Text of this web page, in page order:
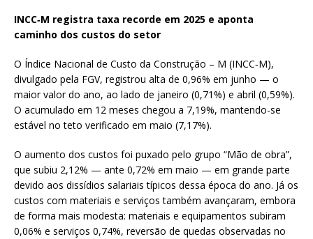
INCC‑M registra taxa recorde em 2025 e aponta
caminho dos custos do setor
O Índice Nacional de Custo da Construção – M (INCC‑M),
divulgado pela FGV, registrou alta de 0,96% em junho — o
maior valor do ano, ao lado de janeiro (0,71%) e abril (0,59%).
O acumulado em 12 meses chegou a 7,19%, mantendo-se
estável no teto verificado em maio (7,17%).
O aumento dos custos foi puxado pelo grupo “Mão de obra”,
que subiu 2,12% — ante 0,72% em maio — em grande parte
devido aos dissídios salariais típicos dessa época do ano. Já os
custos com materiais e serviços também avançaram, embora
de forma mais modesta: materiais e equipamentos subiram
0,06% e serviços 0,74%, reversão de quedas observadas no